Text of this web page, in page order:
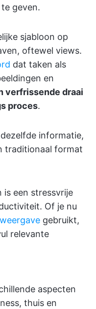
geven.
sjabloon op
oftewel views.
dat taken als
en
verfrissende draai
proces.
informatie,
traditionaal format
is een stressvrije
Of je nu
gebruikt,
relevante
aspecten
thuis en